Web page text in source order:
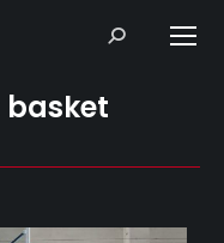
Search:
basket